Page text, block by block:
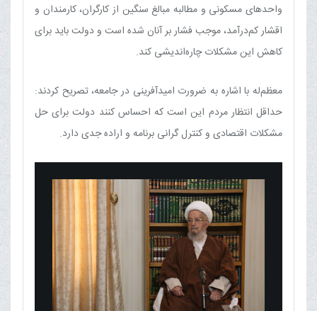
واحدهای مسکونی و مطالبه مبالغ سنگین از کارگران، کارمندان و
اقشار کم‌درآمد، موجب فشار بر آنان شده است و دولت باید برای
کاهش این مشکلات چاره‌اندیشی کند.
معظم‌له با اشاره به ضرورت امیدآفرینی در جامعه، تصریح کردند:
حداقل انتظار مردم این است که احساس کنند دولت برای حل
مشکلات اقتصادی و کنترل گرانی برنامه و اراده جدی دارد.